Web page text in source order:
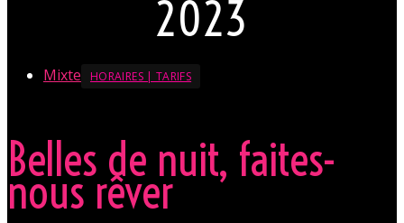
2023
Mixte HORAIRES | TARIFS
Belles de nuit, faites-
nous rêver